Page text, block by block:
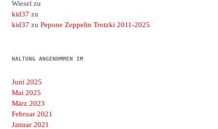
Wiesel zu
kid37 zu
kid37 zu Pepone Zeppelin Trotzki 2011-2025
HALTUNG ANGENOMMEN IM
Juni 2025
Mai 2025
März 2023
Februar 2021
Januar 2021